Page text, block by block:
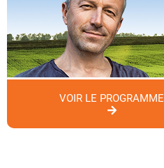
VOIR LE PROGRAMME